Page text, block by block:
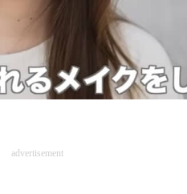
advertisement